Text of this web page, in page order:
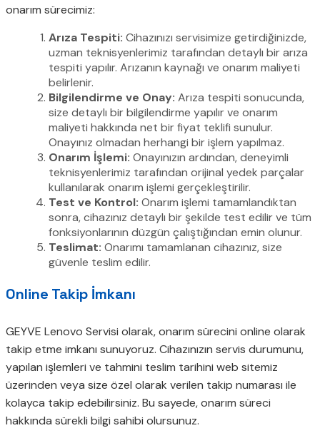
onarım sürecimiz:
Arıza Tespiti: Cihazınızı servisimize getirdiğinizde,
uzman teknisyenlerimiz tarafından detaylı bir arıza
tespiti yapılır. Arızanın kaynağı ve onarım maliyeti
belirlenir.
Bilgilendirme ve Onay: Arıza tespiti sonucunda,
size detaylı bir bilgilendirme yapılır ve onarım
maliyeti hakkında net bir fiyat teklifi sunulur.
Onayınız olmadan herhangi bir işlem yapılmaz.
Onarım İşlemi: Onayınızın ardından, deneyimli
teknisyenlerimiz tarafından orijinal yedek parçalar
kullanılarak onarım işlemi gerçekleştirilir.
Test ve Kontrol: Onarım işlemi tamamlandıktan
sonra, cihazınız detaylı bir şekilde test edilir ve tüm
fonksiyonlarının düzgün çalıştığından emin olunur.
Teslimat: Onarımı tamamlanan cihazınız, size
güvenle teslim edilir.
Online Takip İmkanı
GEYVE Lenovo Servisi olarak, onarım sürecini online olarak
takip etme imkanı sunuyoruz. Cihazınızın servis durumunu,
yapılan işlemleri ve tahmini teslim tarihini web sitemiz
üzerinden veya size özel olarak verilen takip numarası ile
kolayca takip edebilirsiniz. Bu sayede, onarım süreci
hakkında sürekli bilgi sahibi olursunuz.